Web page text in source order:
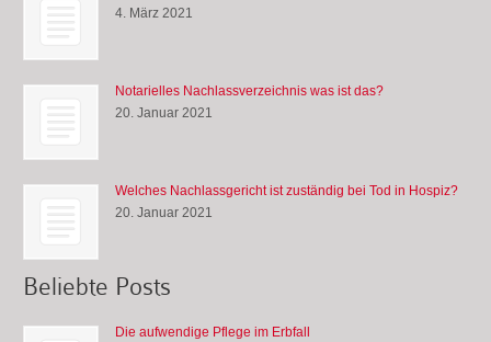
4. März 2021
Notarielles Nachlassverzeichnis was ist das?
20. Januar 2021
Welches Nachlassgericht ist zuständig bei Tod in Hospiz?
20. Januar 2021
Beliebte Posts
Die aufwendige Pflege im Erbfall